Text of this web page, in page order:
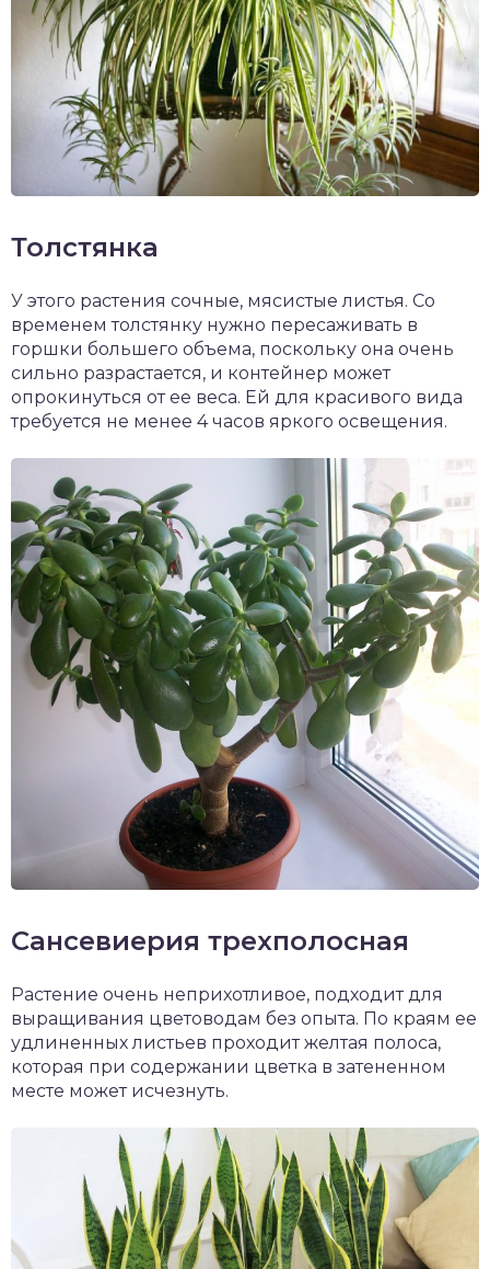
Толстянка
У этого растения сочные, мясистые листья. Со
временем толстянку нужно пересаживать в
горшки большего объема, поскольку она очень
сильно разрастается, и контейнер может
опрокинуться от ее веса. Ей для красивого вида
требуется не менее 4 часов яркого освещения.
Сансевиерия трехполосная
Растение очень неприхотливое, подходит для
выращивания цветоводам без опыта. По краям ее
удлиненных листьев проходит желтая полоса,
которая при содержании цветка в затененном
месте может исчезнуть.